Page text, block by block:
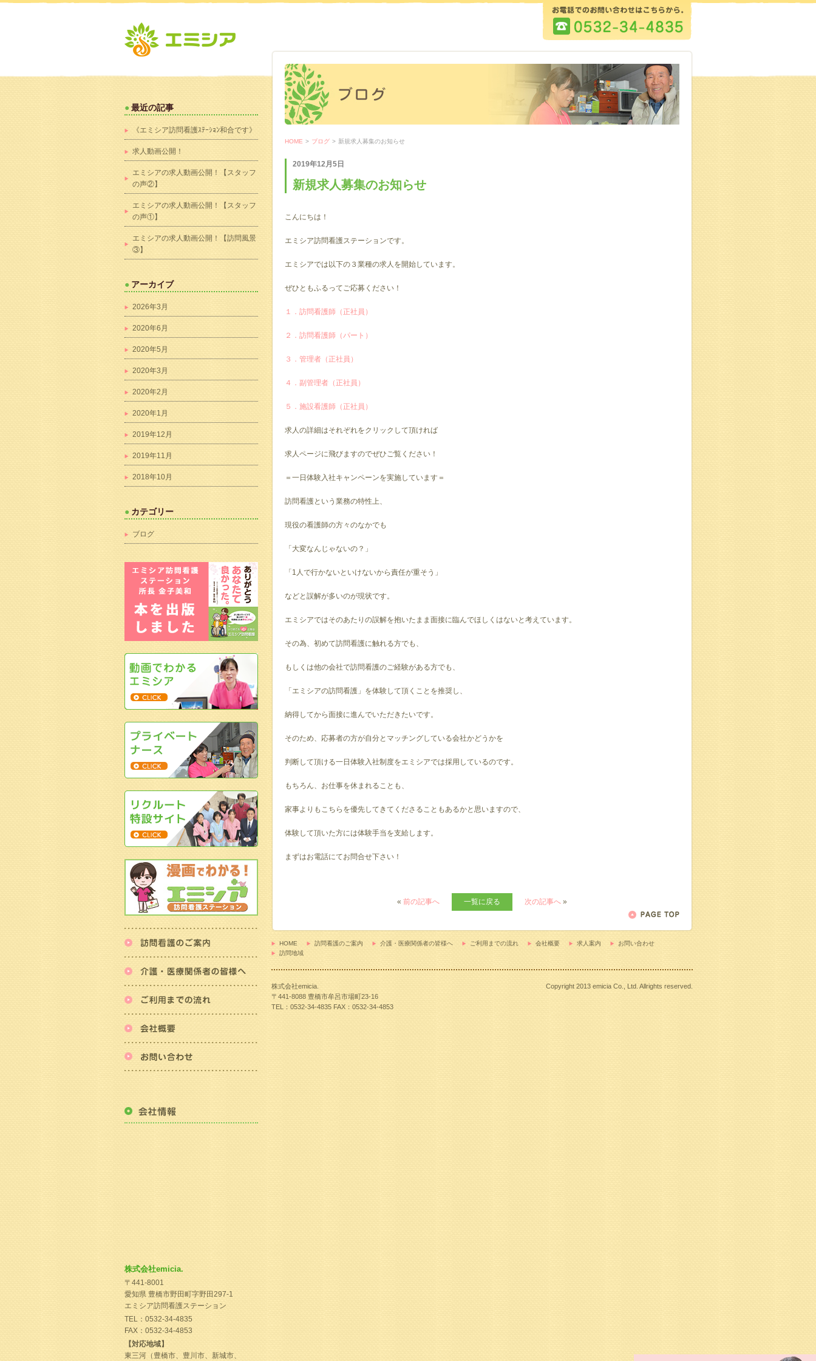
HOME > ブログ > 新規求人募集のお知らせ
2019年12月5日
新規求人募集のお知らせ
こんにちは！
エミシア訪問看護ステーションです。
エミシアでは以下の３業種の求人を開始しています。
ぜひともふるってご応募ください！
１．訪問看護師（正社員）
２．訪問看護師（パート）
３．管理者（正社員）
４．副管理者（正社員）
５．施設看護師（正社員）
求人の詳細はそれぞれをクリックして頂ければ
求人ページに飛びますのでぜひご覧ください！
＝一日体験入社キャンペーンを実施しています＝
訪問看護という業務の特性上、
現役の看護師の方々のなかでも
「大変なんじゃないの？」
「1人で行かないといけないから責任が重そう」
などと誤解が多いのが現状です。
エミシアではそのあたりの誤解を抱いたまま面接に臨んでほしくはないと考えています。
その為、初めて訪問看護に触れる方でも、
もしくは他の会社で訪問看護のご経験がある方でも、
「エミシアの訪問看護」を体験して頂くことを推奨し、
納得してから面接に進んでいただきたいです。
そのため、応募者の方が自分とマッチングしている会社かどうかを
判断して頂ける一日体験入社制度をエミシアでは採用しているのです。
もちろん、お仕事を休まれることも、
家事よりもこちらを優先してきてくださることもあるかと思いますので、
体験して頂いた方には体験手当を支給します。
まずはお電話にてお問合せ下さい！
« 前の記事へ 一覧に戻る 次の記事へ »
HOME 訪問看護のご案内 介護・医療関係者の皆様へ ご利用までの流れ 会社概要 求人案内
お問い合わせ
訪問地域
株式会社emicia.
〒441-8088 豊橋市牟呂市場町23-16
TEL：0532-34-4835 FAX：0532-34-4853
Copyright 2013 emicia Co., Ltd. Allrights reserved.
最近の記事
《エミシア訪問看護ｽﾃｰｼｮﾝ和合です》
求人動画公開！
エミシアの求人動画公開！【スタッフ
の声②】
エミシアの求人動画公開！【スタッフ
の声①】
エミシアの求人動画公開！【訪問風景
③】
アーカイブ
2026年3月
2020年6月
2020年5月
2020年3月
2020年2月
2020年1月
2019年12月
2019年11月
2018年10月
カテゴリー
ブログ
訪問看護のご案内
ご利用までの流れ
株式会社emicia.
〒441-8001
愛知県 豊橋市野田町字野田297-1
エミシア訪問看護ステーション
TEL：0532-34-4835
FAX：0532-34-4853
【対応地域】
東三河（豊橋市、豊川市、新城市、